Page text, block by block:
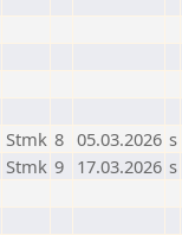
Stmk 8 05.03.2026 s
Stmk 9 17.03.2026 s